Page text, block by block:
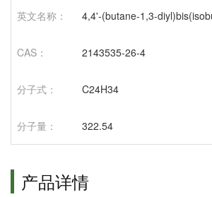
英文名称： 4,4'-(butane-1,3-
CAS： 2143535-26-4
分子式： C24H34
分子量： 322.54
产品详情